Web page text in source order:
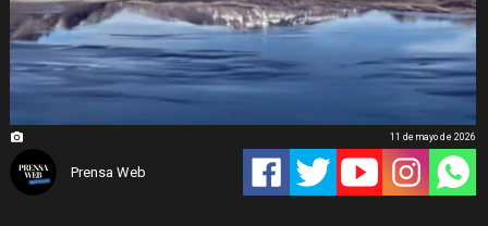
Prensa Web
11 de mayo de 2026